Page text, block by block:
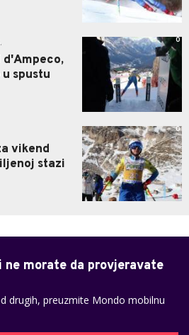
spustu
0
vikend
stazi
0
ne morate da provjeravate
drugih, preuzmite Mondo mobilnu